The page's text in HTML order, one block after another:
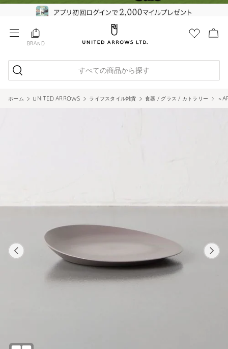
BRAND
すべての商品から探す
ホーム UNITED ARROWS ライフスタイル雑貨 食器 / グラス / カトラリー ＜
1 10